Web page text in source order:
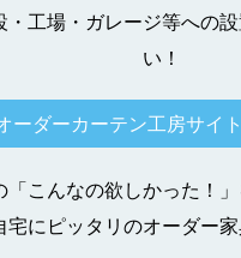
・工場・ガレージ等への
い！
ーダーカーテン工房サイ
「こんなの欲しかった！
宅にピッタリのオーダー家